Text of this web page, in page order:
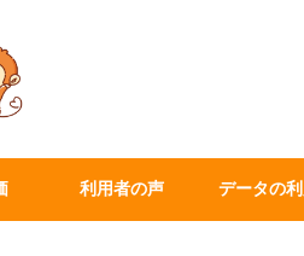
利用者の声 データの